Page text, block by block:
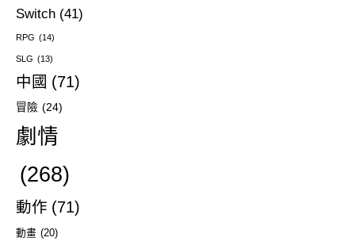
Switch (41)
RPG (14)
SLG (13)
中國 (71)
冒險 (24)
劇情
(268)
動作 (71)
動畫 (20)